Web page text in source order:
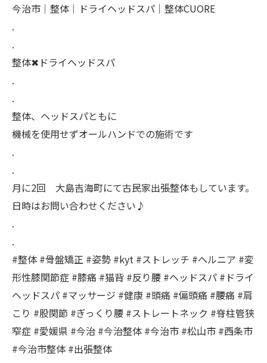
今治市｜整体｜ドライヘッドスパ｜整体CUORE
.
.
整体✖︎ドライヘッドスパ
.
.
整体、ヘッドスパともに
機械を使用せずオールハンドでの施術です
.
.
月に2回 大島吉海町にて古民家出張整体もしています。
日時はお問い合わせください♪
.
.
#整体 #骨盤矯正 #姿勢 #kyt #ストレッチ #ヘルニア #変
形性膝関節症 #膝痛 #猫背 #反り腰 #ヘッドスパ #ドライ
ヘッドスパ #マッサージ #健康 #頭痛 #偏頭痛 #腰痛 #肩
こり #股関節 #ぎっくり腰 #ストレートネック #脊柱管狭
窄症 #愛媛県 #今治 #今治整体 #今治市 #松山市 #西条市
#今治市整体 #出張整体